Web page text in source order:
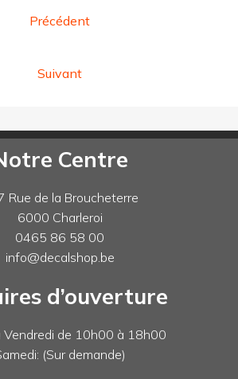
Précédent
Suivant
Centre
Rue de la Broucheterre
6000 Charleroi
0465 86 58 00
info@decalshop.be
d’ouverture
Vendredi de 10h00 à 18h00
(Sur demande)